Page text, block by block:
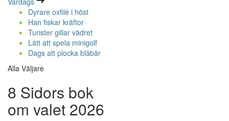
Dyrare oxfilé i höst
Han fiskar kräftor
Turister gillar vädret
Lätt att spela minigolf
Dags att plocka blåbär
Alla Väljare
8 Sidors bok
om valet 2026